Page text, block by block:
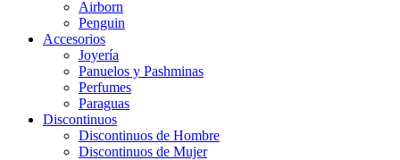
Airborn
Penguin
Accesorios
Joyería
Panuelos y Pashminas
Perfumes
Paraguas
Discontinuos
Discontinuos de Hombre
Discontinuos de Mujer